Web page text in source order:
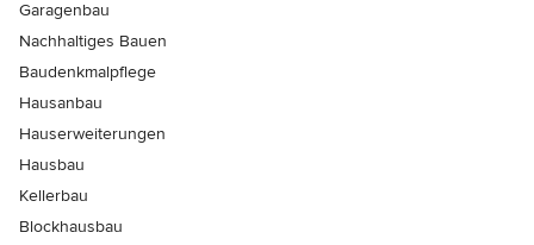
Garagenbau
Nachhaltiges Bauen
Baudenkmalpflege
Hausanbau
Hauserweiterungen
Hausbau
Kellerbau
Blockhausbau